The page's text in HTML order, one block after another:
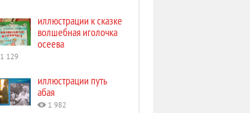
иллюстрации к сказке
волшебная иголочка
осеева
1 129
иллюстрации путь
абая
1 982